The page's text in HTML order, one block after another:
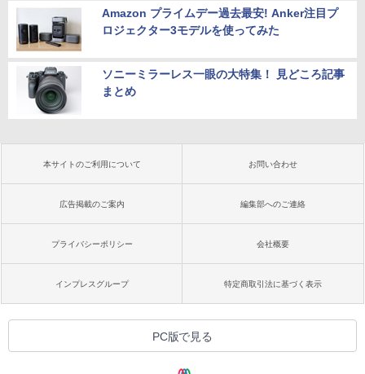
Amazon プライムデー過去最安! Anker注目プ
ロジェクター3モデルを使ってみた
ソニーミラーレス一眼の大特集！ 見どころ記事
まとめ
本サイトのご利用について お問い合わせ
広告掲載のご案内 編集部へのご連絡
プライバシーポリシー 会社概要
インプレスグループ 特定商取引法に基づく表示
PC版で見る